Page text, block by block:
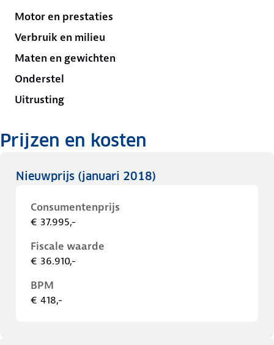
Motor en prestaties
Verbruik en milieu
Maten en gewichten
Onderstel
Uitrusting
Prijzen en kosten
Nieuwprijs (januari 2018)
Consumentenprijs
€ 37.995,-
Fiscale waarde
€ 36.910,-
BPM
€ 418,-